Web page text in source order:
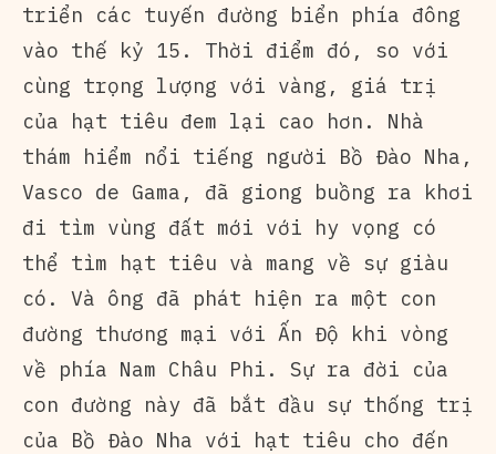
triển các tuyến đường biển phía đông
vào thế kỷ 15. Thời điểm đó, so với
cùng trọng lượng với vàng, giá trị
của hạt tiêu đem lại cao hơn. Nhà
thám hiểm nổi tiếng người Bồ Đào Nha,
Vasco de Gama, đã giong buồng ra khơi
đi tìm vùng đất mới với hy vọng có
thể tìm hạt tiêu và mang về sự giàu
có. Và ông đã phát hiện ra một con
đường thương mại với Ấn Độ khi vòng
về phía Nam Châu Phi. Sự ra đời của
con đường này đã bắt đầu sự thống trị
của Bồ Đào Nha với hạt tiêu cho đến